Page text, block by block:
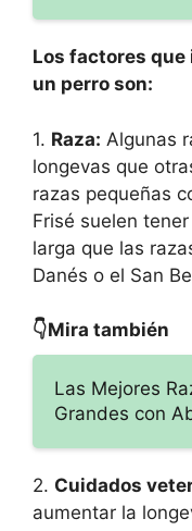
Los factores
un perro son:
1. Raza: Algunas
longevas que
razas pequeñas
Frisé suelen
larga que las
Danés o el San
👇Mira también
Las Mejores
Grandes con
2. Cuidados
aumentar la